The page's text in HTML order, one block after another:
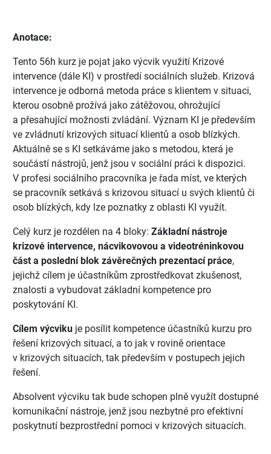
Anotace:
Tento 56h kurz je pojat jako výcvik využití Krizové
intervence (dále KI) v prostředí sociálních služeb. Krizová
intervence je odborná metoda práce s klientem v situaci,
kterou osobně prožívá jako zátěžovou, ohrožující
a přesahující možnosti zvládání. Význam KI je především
ve zvládnutí krizových situací klientů a osob blízkých.
Aktuálně se s KI setkáváme jako s metodou, která je
součástí nástrojů, jenž jsou v sociální práci k dispozici.
V profesi sociálního pracovníka je řada míst, ve kterých
se pracovník setkává s krizovou situací u svých klientů či
osob blízkých, kdy lze poznatky z oblasti KI využít.
Celý kurz je rozdělen na 4 bloky: Základní nástroje
krizové intervence, nácvikovovou a videotréninkovou
část a poslední blok závěrečných prezentací práce,
jejichž cílem je účastníkům zprostředkovat zkušenost,
znalosti a vybudovat základní kompetence pro
poskytování KI.
Cílem výcviku je posílit kompetence účastníků kurzu pro
řešení krizových situací, a to jak v rovině orientace
v krizových situacích, tak především v postupech jejich
řešení.
Absolvent výcviku tak bude schopen plně využít dostupné
komunikační nástroje, jenž jsou nezbytné pro efektivní
poskytnutí bezprostřední pomoci v krizových situacích.